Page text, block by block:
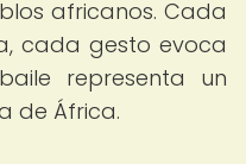
africanos. Cada
cada gesto evoca
representa un
de África.